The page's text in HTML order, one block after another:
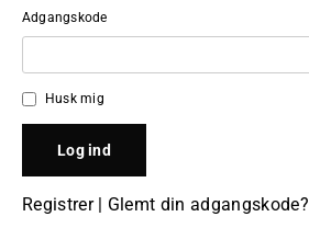
Adgangskode
Husk mig
Registrer| Glemt din adgangskode?